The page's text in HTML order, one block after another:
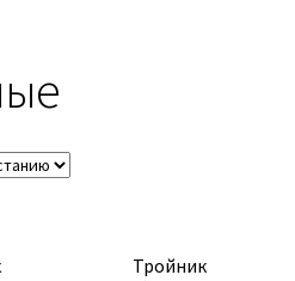
Тройник